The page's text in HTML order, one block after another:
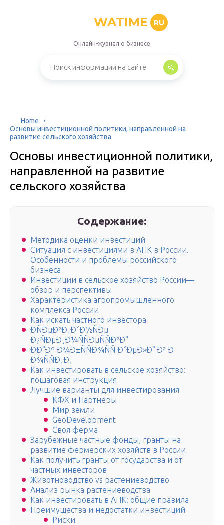
WATIME RU
Онлайн-журнал о бизнесе
Home
Основы инвестиционной политики, направленной на
развитие сельского хозяйства
Основы инвестиционной политики,
направленной на развитие
сельского хозяйства
Содержание:
Методика оценки инвестиций
Ситуация с инвестициями в АПК в России.
Особенности и проблемы российского
бизнеса
Инвестиции в сельское хозяйство России—
обзор и перспективы
Характеристика агропромышленного
комплекса России
Как искать частного инвестора
ÐÑÐµÐ²Ð¸Ð´Ð½ÑÐµ
Ð¿ÑÐµÐ¸Ð¼ÑÑÐµÑÑÐ²Ð°
ÐÐ°Ðº Ð¾Ð±ÑÑÐ¾ÑÑ Ð´ÐµÐ»Ð° Ð² Ð
Ð¾ÑÑÐ¸Ð¸
Как инвестировать в сельское хозяйство:
пошаговая инструкция
Лучшие варианты для инвестирования
КФХ и Партнеры
Мир земли
GeoDevelopment
Своя ферма
Зарубежные частные фонды, гранты на
развитие фермерских хозяйств в России
Как получить гранты от государства и от
частных инвесторов
Животноводство vs растениеводство
Анализ рынка растениеводства
Как инвестировать в АПК: общие правила
Преимущества и недостатки инвестиций
Риски